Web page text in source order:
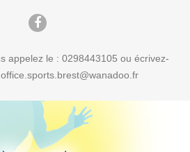
appelez le : 0298443105 ou écrivez-